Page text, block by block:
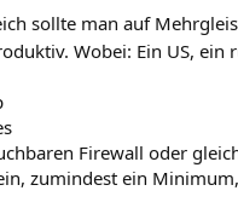
sollte man auf
Wobei: Ein US, ein
Firewall oder
zumindest ein